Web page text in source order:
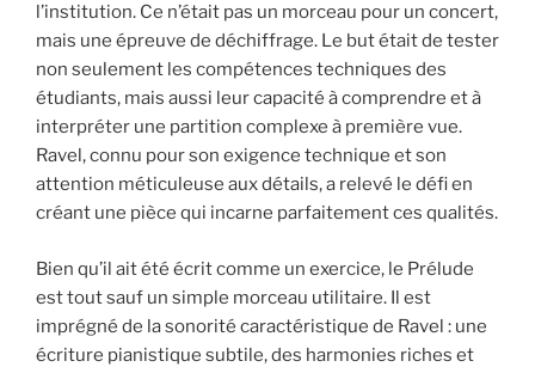
l’institution. Ce n’était pas un morceau pour un concert,
mais une épreuve de déchiffrage. Le but était de tester
non seulement les compétences techniques des
étudiants, mais aussi leur capacité à comprendre et à
interpréter une partition complexe à première vue.
Ravel, connu pour son exigence technique et son
attention méticuleuse aux détails, a relevé le défi en
créant une pièce qui incarne parfaitement ces qualités.
Bien qu’il ait été écrit comme un exercice, le Prélude
est tout sauf un simple morceau utilitaire. Il est
imprégné de la sonorité caractéristique de Ravel : une
écriture pianistique subtile, des harmonies riches et